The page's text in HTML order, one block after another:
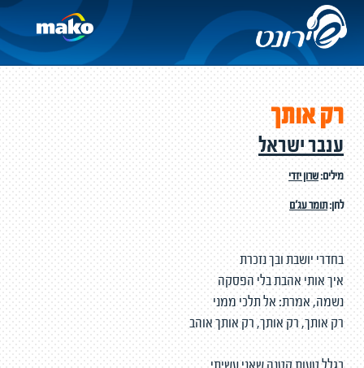
רק אותך
ענבר ישראל
מילים:שרון יזדי
לחן:תומר עג'ם
בחדרי יושבת ובך נזכרת
איך אותי אהבת בלי הפסקה
נשמה, אמרת: אל תלכי ממני
רק אותך, רק אותך, רק אותך אוהב